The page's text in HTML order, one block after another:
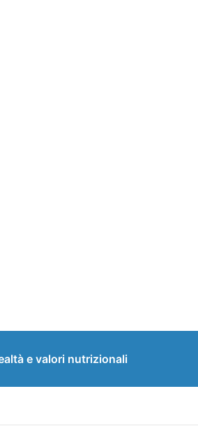
e valori nutrizionali